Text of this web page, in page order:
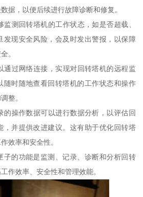
据，以便后续进行故障诊断和修复。
测回转塔机的工作状态，如是否超载、
发现安全风险，会及时发出警报，以保障
。
通过网络连接，实现对回转塔机的远程监
随时随地查看回转塔机的工作状态和操作
整。
的操作数据可以进行数据分析，以评估回
，并提供改进建议。这有助于优化回转塔
效率和安全性。
子的功能是监测、记录、诊断和分析回转
作效率、安全性和管理效能。